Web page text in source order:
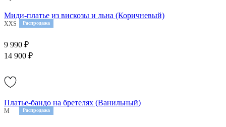
Распродажа
Миди-платье из вискозы и льна (Коричневый)
XXS XS
9 990 ₽
14 900 ₽
Распродажа
Платье-бандо на бретелях (Ванильный)
M